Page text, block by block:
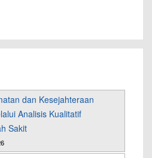
dan Kesejahteraan
Analisis Kualitatif
Sakit